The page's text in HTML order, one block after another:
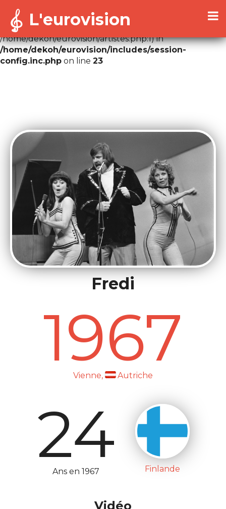
Warning
: Cannot modify header information - headers
already sent by (output started at
/home/dekoh/eurovision/artistes.php:1) in
/home/dekoh/eurovision/includes/session-
config.inc.php on line 23
L'eurovision
Fredi
1967
Vienne, Autriche
24
Ans en 1967 Finlande
Vidéo